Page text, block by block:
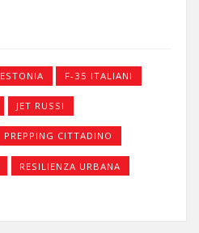
ESTONIA F-35 ITALIANI
JET RUSSI
PREPPING CITTADINO
RESILIENZA URBANA